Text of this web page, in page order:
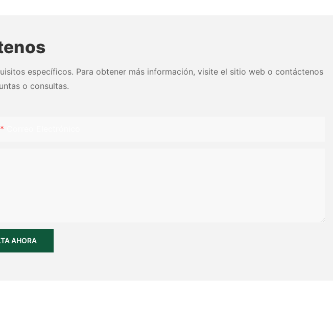
específicos. Para obtener más información, visite el sitio web o contáctenos
o consultas.
AHORA